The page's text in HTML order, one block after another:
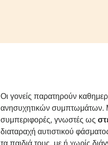
Οι γονείς παρατηρούν
ανησυχητικών συμπτωμάτων.
συμπεριφορές, γνωστές ως
διαταραχή αυτιστικού